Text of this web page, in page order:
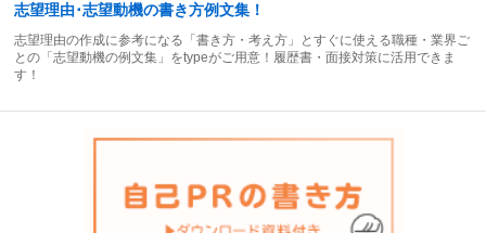
志望理由･志望動機の書き方例文集！
志望理由の作成に参考になる「書き方・考え方」とすぐに使える職種・業界ご
との「志望動機の例文集」をtypeがご用意！履歴書・面接対策に活用できま
す！